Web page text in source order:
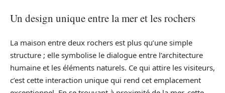
Un design unique entre la mer et les rochers
La maison entre deux rochers est plus qu’une simple
structure ; elle symbolise le dialogue entre l’architecture
humaine et les éléments naturels. Ce qui attire les visiteurs,
c’est cette interaction unique qui rend cet emplacement